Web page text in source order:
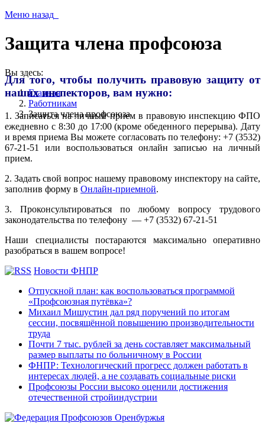
Меню назад
Защита члена профсоюза
Вы здесь:
Главная
Работникам
Защита члена профсоюза
Для того, чтобы получить правовую защиту от
наших инспекторов, вам нужно:
1. Записаться на личный прием в правовую инспекцию ФПО
ежедневно с 8:30 до 17:00 (кроме обеденного перерыва). Дату
и время приема Вы можете согласовать по телефону: +7 (3532)
67-21-51 или воспользоваться онлайн записью на личный
прием.
2. Задать свой вопрос нашему правовому инспектору на сайте,
заполнив форму в Онлайн-приемной.
3. Проконсультироваться по любому вопросу трудового
законодательства по телефону — +7 (3532) 67-21-51
Наши специалисты постараются максимально оперативно
разобраться в вашем вопросе!
Новости ФНПР
Отпускной план: как воспользоваться программой
«Профсоюзная путёвка»?
Михаил Мишустин дал ряд поручений по итогам
сессии, посвящённой повышению производительности
труда
Почти 7 тыс. рублей за день составляет максимальный
размер выплаты по больничному в России
ФНПР: Технологический прогресс должен работать в
интересах людей, а не создавать социальные риски
Профсоюзы России высоко оценили достижения
отечественной стройиндустрии